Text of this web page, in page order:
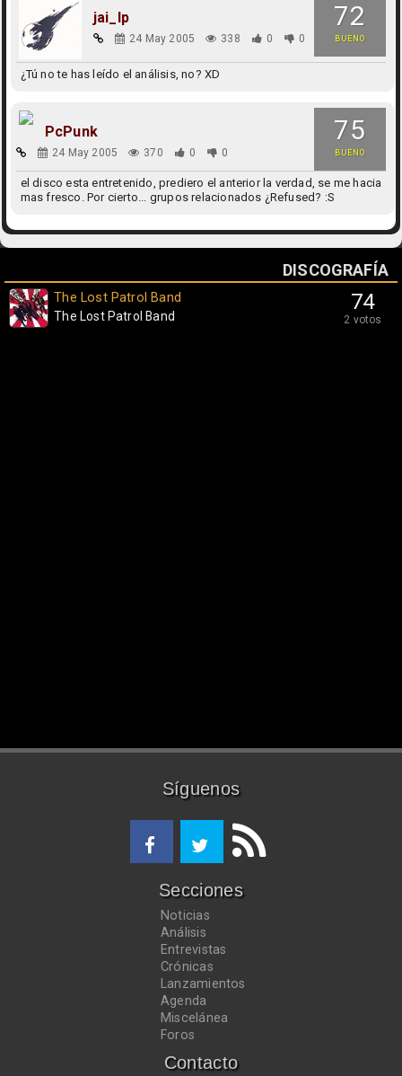
72
BUENO
jai_lp
24 May 2005 338 0 0
¿Tú no te has leído el análisis, no? XD
75
BUENO
PcPunk
24 May 2005 370 0 0
el disco esta entretenido, prediero el anterior la verdad, se me hacia
mas fresco. Por cierto... grupos relacionados ¿Refused? :S
DISCOGRAFÍA
74
2 votos
The Lost Patrol Band
The Lost Patrol Band
Síguenos
Secciones
Noticias
Análisis
Entrevistas
Crónicas
Lanzamientos
Agenda
Miscelánea
Foros
Contacto